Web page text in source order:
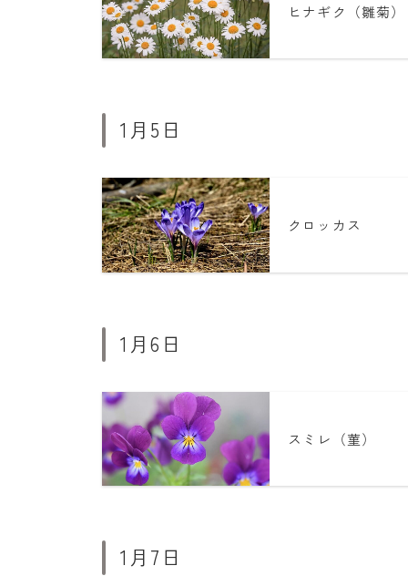
ヒナギク（雛菊）
1月5日
クロッカス
1月6日
スミレ（菫）
1月7日